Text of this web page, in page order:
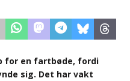
for en fartbøde, fordi
sig. Det har vakt